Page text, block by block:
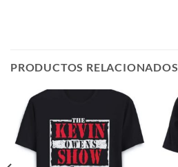
PRODUCTOS RELACIONADOS